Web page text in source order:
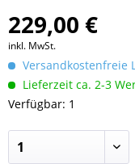
229,00 €
inkl. MwSt.
Versandkostenfreie
Lieferzeit ca. 2-3
Verfügbar: 1